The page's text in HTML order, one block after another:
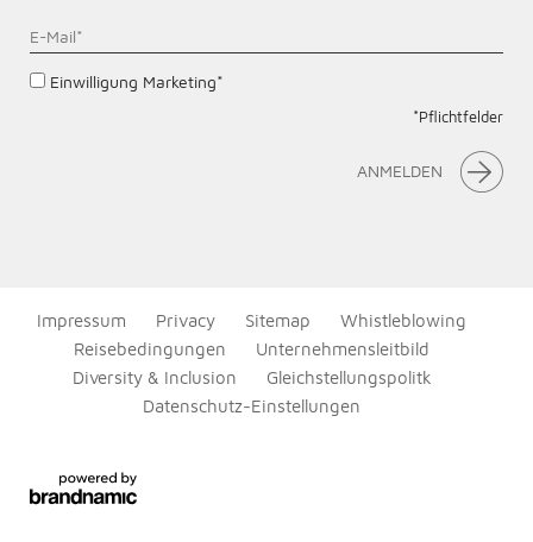
Einwilligung Marketing*
*Pflichtfelder
ANMELDEN
Impressum Privacy Sitemap
Whistleblowing
Reisebedingungen
Unternehmensleitbild
Diversity & Inclusion
Gleichstellungspolitk
Datenschutz-Einstellungen